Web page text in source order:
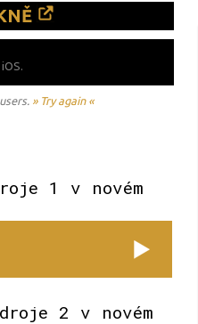
» Try again «
1 v novém
2 v novém